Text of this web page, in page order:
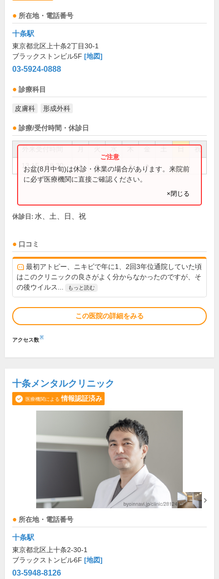
所在地・電話番号
十条駅
東京都北区上十条2丁目30-1
ブラックストンビル5F [地図]
03-5924-0888
診療科目
皮膚科 形成外科
診療/受付時間・休診日
祝
13:15～18:30 ● ● ● ●
お盆(8月中旬)は休診・休業の場合があります。来院前
に必ず医療機関に直接ご確認ください。
×閉じる
休診日: 水、土、日、祝
口コミ
最初アトピー、ニキビで年に1、2回3年位通院していた頃
はこのクリニックの良さがよく分からなかったのですが、そ
の後ウイルス...
もっと読む
この医院の詳細をみる
アクセス数※
十条メンタルクリニック
医療機関による 情報認証済み
所在地・電話番号
十条駅
東京都北区上十条2-30-1
ブラックストンビル6F [地図]
03-5948-8126